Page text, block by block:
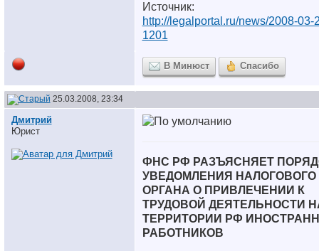
Источник:
http://legalportal.ru/news/2008-03-
1201
В Минюст Спасибо
25.03.2008, 23:34
Дмитрий
Юрист
ФНС РФ РАЗЪЯСНЯЕТ
УВЕДОМЛЕНИЯ НАЛОГОВОГО
ОРГАНА О ПРИВЛЕЧЕНИИ К
ТРУДОВОЙ ДЕЯТЕЛЬНОСТИ
ТЕРРИТОРИИ РФ
РАБОТНИКОВ